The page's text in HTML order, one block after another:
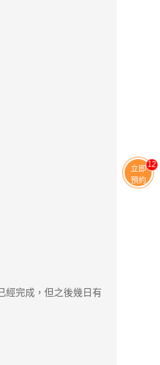
完成，但之後幾日有
立即
預約
11